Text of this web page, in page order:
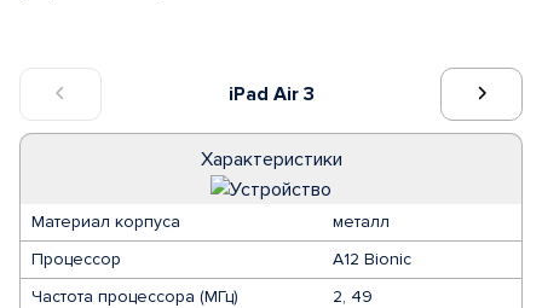
iPad Air 3
Характеристики
Материал корпуса
металл
Процессор
A12 Bionic
Частота процессора (МГц)
2, 49